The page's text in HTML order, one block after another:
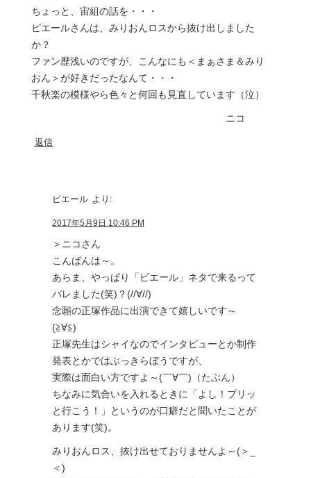
ちょっと、宙組の話を・・・
ピエールさんは、みりおんロスから抜け出しました
か？
ファン歴浅いのですが、こんなにも＜まぁさま＆みり
おん＞が好きだったなんて・・・
千秋楽の模様やら色々と何回も見直しています（泣）
ニコ
返信
ピエール より:
2017年5月9日 10:46 PM
＞ニコさん
こんばんは～。
あらま、やっぱり「ピエール」ネタで来るって
バレました(笑)？(//∀//)
念願の正塚作品に出演できて嬉しいです～
(≧∀≦)
正塚先生はシャイなのでインタビューとか制作
発表とかではぶっきらぼうですが、
実際は面白い方ですよ～(￣∀￣)（たぶん）
ちなみに気合いを入れるときに「よし！プリッ
と行こう！」というのが口癖だと聞いたことが
あります(笑)。
みりおんロス、抜け出せておりませんよ～(＞_
＜)